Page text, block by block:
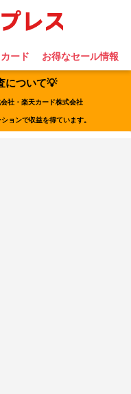
ード お得なセール情報
について💡
社・楽天カード株式会社
ョンで収益を得ています。